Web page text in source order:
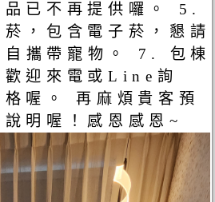
品已不再提供囉。 5.
，包含電子菸，懇請
攜帶寵物。 7. 包棟
歡迎來電或Line詢
喔。 再麻煩貴客預
明喔！感恩感恩~